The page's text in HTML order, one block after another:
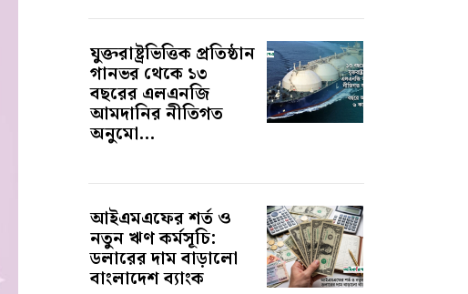
যুক্তরাষ্ট্রভিত্তিক প্রতিষ্ঠান
গানভর থেকে ১৩
বছরের এলএনজি
আমদানির নীতিগত
অনুমো...
আইএমএফের শর্ত ও
নতুন ঋণ কর্মসূচি:
ডলারের দাম বাড়ালো
বাংলাদেশ ব্যাংক